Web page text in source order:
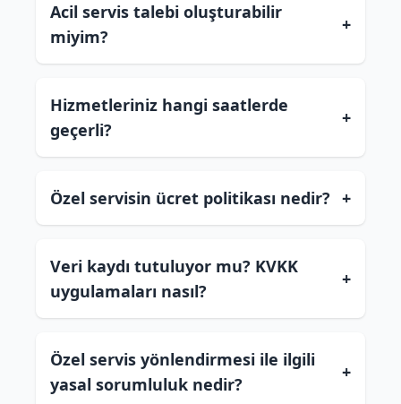
Acil servis talebi oluşturabilir
miyim?
+
Hizmetleriniz hangi saatlerde
geçerli?
+
Özel servisin ücret politikası nedir? +
Veri kaydı tutuluyor mu? KVKK
uygulamaları nasıl?
+
Özel servis yönlendirmesi ile ilgili
yasal sorumluluk nedir?
+